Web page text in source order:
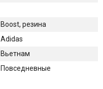
Boost, резина
Adidas
Вьетнам
Повседневные